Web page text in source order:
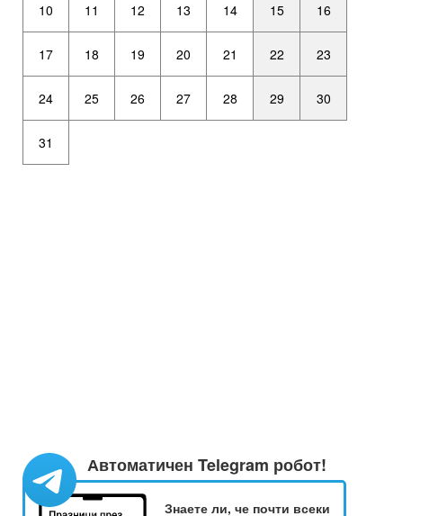
10 11 12 13 14 15 16
17 18 19 20 21 22 23
24 25 26 27 28 29 30
31
Автоматичен Telegram робот!
Знаете ли, че почти всеки